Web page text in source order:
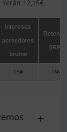
12,15€.
Intereses
acreedores
brutos
(IRPF)
15€ 19%